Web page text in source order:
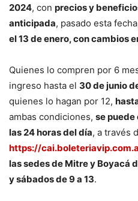
2024, con precios y
anticipada, pasado esta
el 13 de enero, con cambios
Quienes lo compren por 6
ingreso hasta el 30 de junio
quienes lo hagan por 12,
ambas condiciones, se
las 24 horas del día, a través
https://
las sedes de Mitre y Boyacá
y sábados de 9 a 13.